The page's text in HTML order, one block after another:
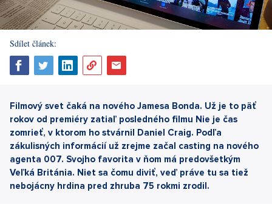
Sdílet článek:
Filmový svet čaká na nového Jamesa Bonda. Už je to päť
rokov od premiéry zatiaľ posledného filmu Nie je čas
zomrieť, v ktorom ho stvárnil Daniel Craig. Podľa
zákulisných informácií už zrejme začal casting na nového
agenta 007. Svojho favorita v ňom má predovšetkým
Veľká Británia. Niet sa čomu diviť, veď práve tu sa tiež
nebojácny hrdina pred zhruba 75 rokmi zrodil.